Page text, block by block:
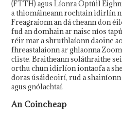
(FTTH) agus Líonra Optúil
a thiomáineann rochtain idirlín
Freagraíonn an dá cheann don
fud an domhain ar naisc níos
réir mar a shruthlaíonn daoine
fhreastalaíonn ar ghlaonna
cliste. Braitheann soláthraithe
orthu chun idirlíon iontaofa a
doras úsáideoirí, rud a shainíonn
agus gnólachtaí.
An Coincheap